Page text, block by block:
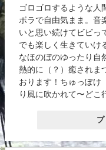
ゴロゴロするような人
ボラで自由気まま。音
いと思い続けてビビっ
でも楽しく生きていけ
なほのぼのゆったり自
熱的に（？）癒されま
おります！ちゅっぽけ
り風に吹かれて〜どこ